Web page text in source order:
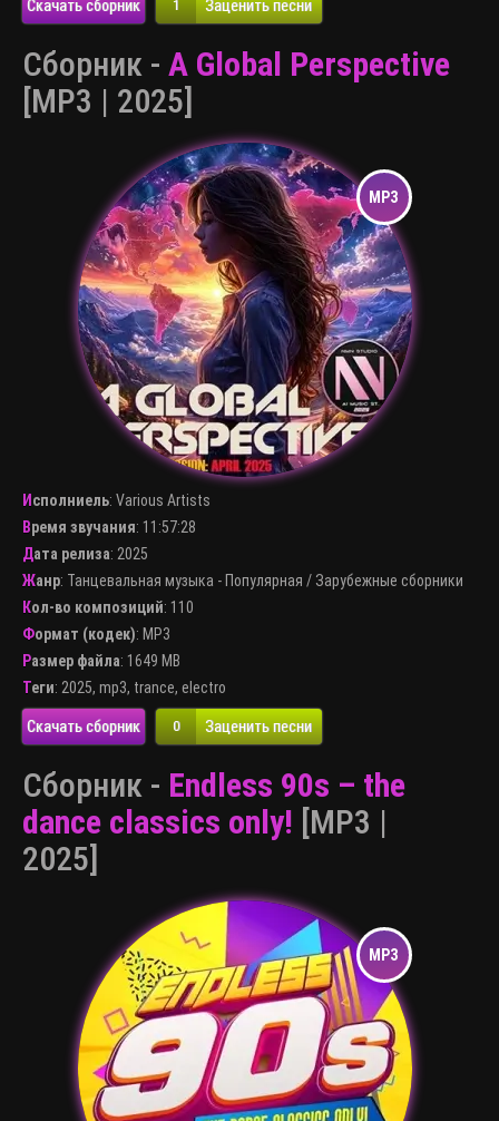
Скачать сборник 1 Заценить песни
Сборник - A Global Perspective
[MP3 | 2025]
Исполниель: Various Artists
Время звучания: 11:57:28
Дата релиза: 2025
Жанр: Танцевальная музыка - Популярная / Зарубежные сборники
Кол-во композиций: 110
Формат (кодек): MP3
Размер файла: 1649 MB
Теги: 2025, mp3, trance, electro
Скачать сборник 0 Заценить песни
Сборник - Endless 90s – the
dance classics only! [MP3 |
2025]